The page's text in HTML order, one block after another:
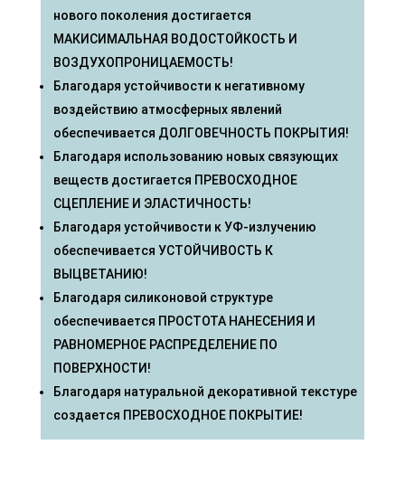
нового поколения достигается
МАКИСИМАЛЬНАЯ ВОДОСТОЙКОСТЬ И
ВОЗДУХОПРОНИЦАЕМОСТЬ!
Благодаря устойчивости к негативному
воздействию атмосферных явлений
обеспечивается ДОЛГОВЕЧНОСТЬ ПОКРЫТИЯ!
Благодаря использованию новых связующих
веществ достигается ПРЕВОСХОДНОЕ
СЦЕПЛЕНИЕ И ЭЛАСТИЧНОСТЬ!
Благодаря устойчивости к УФ-излучению
обеспечивается УСТОЙЧИВОСТЬ К
ВЫЦВЕТАНИЮ!
Благодаря силиконовой структуре
обеспечивается ПРОСТОТА НАНЕСЕНИЯ И
РАВНОМЕРНОЕ РАСПРЕДЕЛЕНИЕ ПО
ПОВЕРХНОСТИ!
Благодаря натуральной декоративной текстуре
создается ПРЕВОСХОДНОЕ ПОКРЫТИЕ!